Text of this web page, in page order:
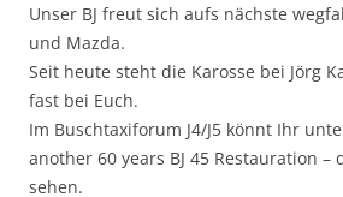
Unser BJ freut sich aufs nächste
und Mazda.
Seit heute steht die Karosse bei Jörg
fast bei Euch.
Im Buschtaxiforum J4/J5 könnt Ihr
another 60 years BJ 45 Restauration –
sehen.